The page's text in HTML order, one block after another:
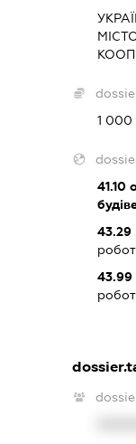
1 000
41.10
43.29
43.99